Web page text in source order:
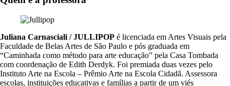
Juliana Carnasciali / JULLIPOP é licenciada em Artes Visuais pela
Faculdade de Belas Artes de São Paulo e pós graduada em
“Caminhada como método para arte educação” pela Casa Tombada
com coordenação de Edith Derdyk. Foi premiada duas vezes pelo
Instituto Arte na Escola – Prêmio Arte na Escola Cidadã. Assessora
escolas, instituições educativas e famílias a partir de um viés